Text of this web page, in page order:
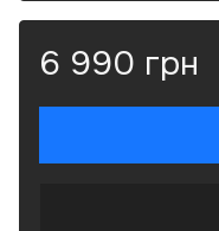
6 990 грн